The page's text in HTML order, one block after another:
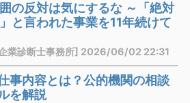
の反対は気にするな ～「絶対
と言われた事業を11年続けて
業診断士事務所] 2026/06/02 22:31
事内容とは？公的機関の相談
を解説